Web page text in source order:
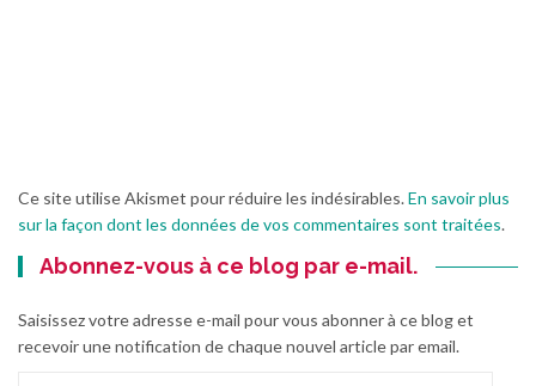
Ce site utilise Akismet pour réduire les indésirables.En savoir plus
sur la façon dont les données de vos commentaires sont traitées.
Abonnez-vous à ce blog par e-mail.
Saisissez votre adresse e-mail pour vous abonner à ce blog et
recevoir une notification de chaque nouvel article par email.